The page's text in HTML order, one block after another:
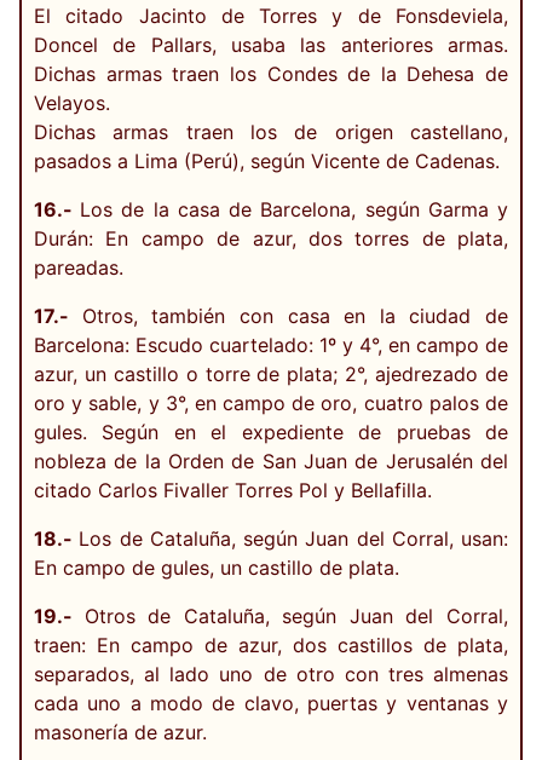
El citado Jacinto de Torres y de Fonsdeviela,
Doncel de Pallars, usaba las anteriores armas.
Dichas armas traen los Condes de la Dehesa de
Velayos.
Dichas armas traen los de origen castellano,
pasados a Lima (Perú), según Vicente de Cadenas.
16.- Los de la casa de Barcelona, según Garma y
Durán: En campo de azur, dos torres de plata,
pareadas.
17.- Otros, también con casa en la ciudad de
Barcelona: Escudo cuartelado: 1º y 4°, en campo de
azur, un castillo o torre de plata; 2°, ajedrezado de
oro y sable, y 3°, en campo de oro, cuatro palos de
gules. Según en el expediente de pruebas de
nobleza de la Orden de San Juan de Jerusalén del
citado Carlos Fivaller Torres Pol y Bellafilla.
18.- Los de Cataluña, según Juan del Corral, usan:
En campo de gules, un castillo de plata.
19.- Otros de Cataluña, según Juan del Corral,
traen: En campo de azur, dos castillos de plata,
separados, al lado uno de otro con tres almenas
cada uno a modo de clavo, puertas y ventanas y
masonería de azur.